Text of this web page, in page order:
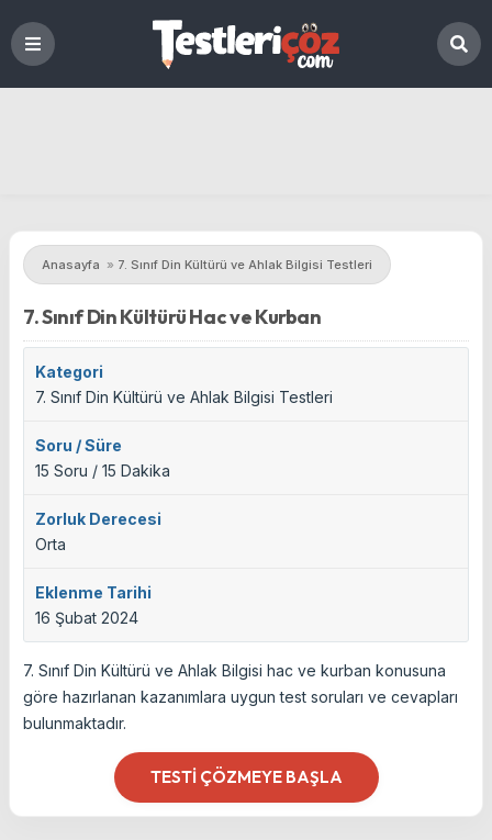
Anasayfa » 7. Sınıf Din Kültürü ve Ahlak Bilgisi Testleri
7. Sınıf Din Kültürü Hac ve Kurban
Kategori
7. Sınıf Din Kültürü ve Ahlak Bilgisi Testleri
Soru / Süre
15 Soru / 15 Dakika
Zorluk Derecesi
Orta
Eklenme Tarihi
16 Şubat 2024
7. Sınıf Din Kültürü ve Ahlak Bilgisi hac ve kurban konusuna
göre hazırlanan kazanımlara uygun test soruları ve cevapları
bulunmaktadır.
TESTI ÇÖZMEYE BAŞLA